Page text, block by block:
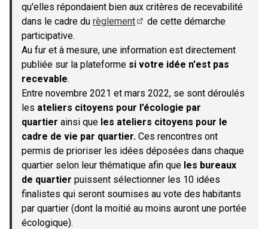
qu'elles répondaient bien aux critères de recevabilité
dans le cadre du règlement
de cette démarche
participative.
Au fur et à mesure, une information est directement
publiée sur la plateforme si votre idée n'est pas
recevable.
Entre novembre 2021 et mars 2022, se sont déroulés
les ateliers citoyens pour l’écologie par
quartier ainsi que les ateliers citoyens pour le
cadre de vie par quartier. Ces rencontres ont
permis de prioriser les idées déposées dans chaque
quartier selon leur thématique afin que les bureaux
de quartier puissent sélectionner les 10 idées
finalistes qui seront soumises au vote des habitants
par quartier (dont la moitié au moins auront une portée
écologique).